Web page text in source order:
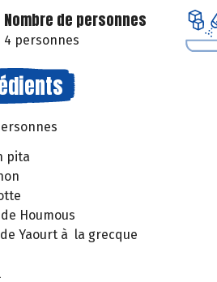
Nombre de personnes
4 personnes
pita
Houmous
de Yaourt à la grecque